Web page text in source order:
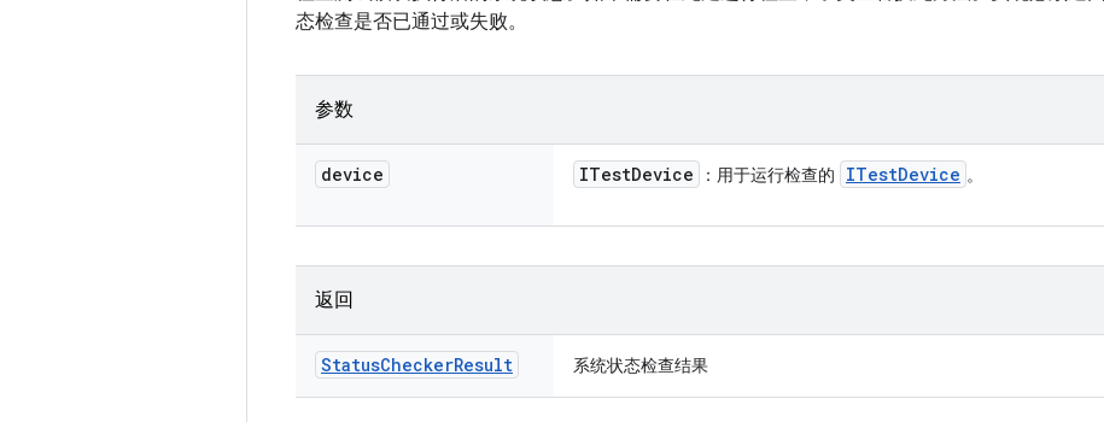
态检查是否已通过或失败。
参数
device ITestDevice ：用于运行检查的 ITestDevice 。
返回
StatusCheckerResult 系统状态检查结果